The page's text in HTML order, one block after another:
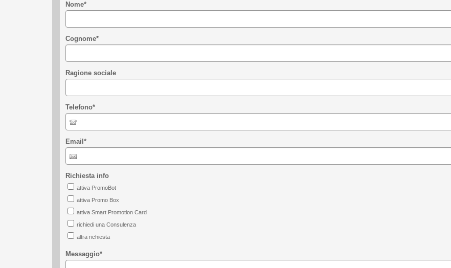
Nome*
Cognome*
Ragione sociale
Telefono*
Email *
Richiesta info
attiva PromoBot
attiva Promo Box
attiva Smart Promotion Card
richiedi una Consulenza
altra richiesta
Messaggio*